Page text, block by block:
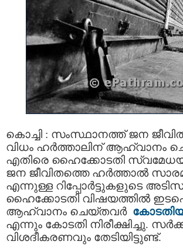
കൊച്ചി : സംസ്ഥാനത്ത് ജന ജീവിതം
വിധം ഹര്‍ത്താലിന് ആഹ്വാനം
എതിരെ ഹൈക്കോടതി
ജന ജീവിതത്തെ ഹര്‍ത്താല്‍
എന്നുള്ള റിപ്പോർട്ടുകളുടെ
ഹൈക്കോടതി വിഷയത്തിൽ
ആഹ്വാനം ചെയ്തവര്‍
എന്നും കോടതി നിരീക്ഷിച്ചു.
വിശദീകരണവും തേടിയിട്ടുണ്ട്.